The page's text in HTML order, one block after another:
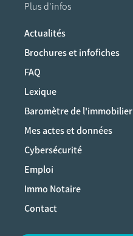
Plus d'infos
Actualités
Brochures et infofiches
FAQ
Lexique
Baromètre de l'immobilier
Mes actes et données
Cybersécurité
Emploi
Immo Notaire
Contact